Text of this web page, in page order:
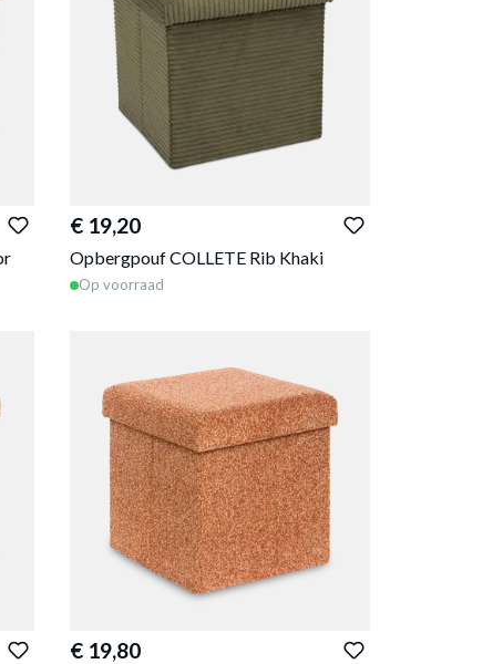
€ 19,20
Opbergpouf COLLETE Rib Khaki
Op voorraad
€ 19,80